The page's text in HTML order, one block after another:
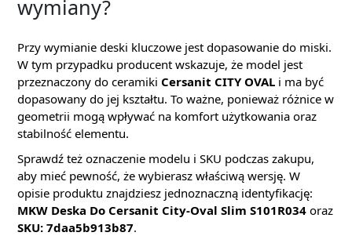
wymiany?
Przy wymianie deski kluczowe jest dopasowanie do miski.
W tym przypadku producent wskazuje, że model jest
przeznaczony do ceramiki Cersanit CITY OVAL i ma być
dopasowany do jej kształtu. To ważne, ponieważ różnice w
geometrii mogą wpływać na komfort użytkowania oraz
stabilność elementu.
Sprawdź też oznaczenie modelu i SKU podczas zakupu,
aby mieć pewność, że wybierasz właściwą wersję. W
opisie produktu znajdziesz jednoznaczną identyfikację:
MKW Deska Do Cersanit City-Oval Slim S101R034 oraz
SKU: 7daa5b913b87.